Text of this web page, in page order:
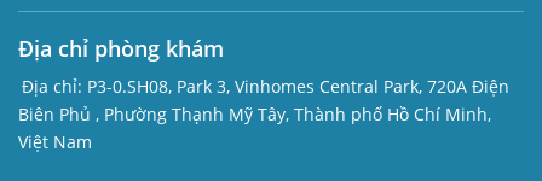
Địa chỉ phòng khám
Địa chỉ: P3-0.SH08, Park 3, Vinhomes Central Park, 720A Điện
Biên Phủ , Phường Thạnh Mỹ Tây, Thành phố Hồ Chí Minh,
Việt Nam